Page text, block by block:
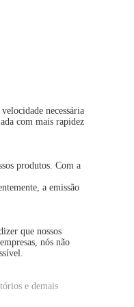
necessária
com mais rapidez
produtos. Com a
a emissão
que nossos
nós não
e demais